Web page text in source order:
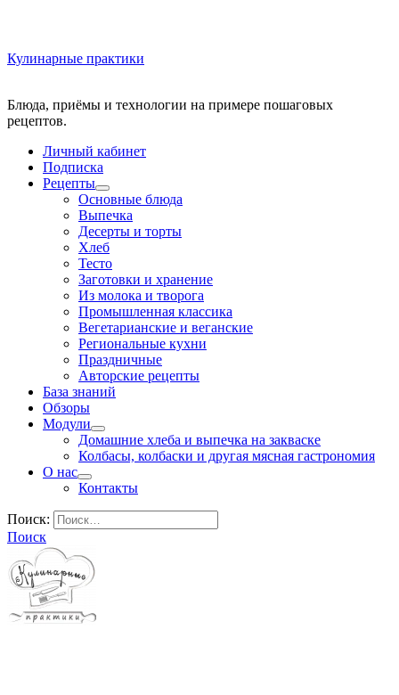
Кулинарные практики
Блюда, приёмы и технологии на примере пошаговых
Личный кабинет
Подписка
Рецепты
Основные блюда
Выпечка
Десерты и торты
Хлеб
Тесто
Заготовки и хранение
Из молока и творога
Промышленная классика
Вегетарианские и веганские
Региональные кухни
Праздничные
Авторские рецепты
База знаний
Обзоры
Модули
Домашние хлеба и выпечка на закваске
Колбасы, колбаски и другая мясная гастрономия
О нас
Контакты
Поиск:
Поиск